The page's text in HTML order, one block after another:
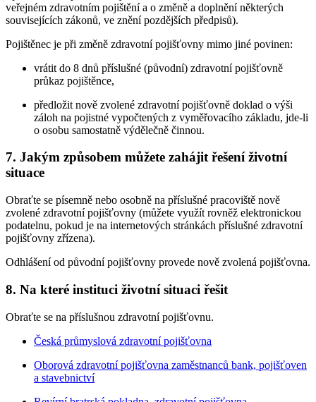
veřejném zdravotním pojištění a o změně a doplnění některých
souvisejících zákonů, ve znění pozdějších předpisů).
Pojištěnec je při změně zdravotní pojišťovny mimo jiné povinen:
vrátit do 8 dnů příslušné (původní) zdravotní pojišťovně
průkaz pojištěnce,
předložit nově zvolené zdravotní pojišťovně doklad o výši
záloh na pojistné vypočtených z vyměřovacího základu, jde-li
o osobu samostatně výdělečně činnou.
7. Jakým způsobem můžete zahájit řešení životní
situace
Obraťte se písemně nebo osobně na příslušné pracoviště nově
zvolené zdravotní pojišťovny (můžete využít rovněž elektronickou
podatelnu, pokud je na internetových stránkách příslušné zdravotní
pojišťovny zřízena).
Odhlášení od původní pojišťovny provede nově zvolená pojišťovna.
8. Na které instituci životní situaci řešit
Obraťte se na příslušnou zdravotní pojišťovnu.
Česká průmyslová zdravotní pojišťovna
Oborová zdravotní pojišťovna zaměstnanců bank, pojišťoven
a stavebnictví